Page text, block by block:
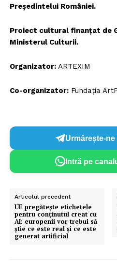
Un
Proiecte editoriale
Președintelui României.
Proiect cultural finanțat de
Ministerul Culturii.
Organizator: ARTEXIM
Co-organizator: Fundația
Urmărește-
Intră pe
Articolul precedent
UE pregătește etichetele
pentru conținutul creat cu
AI: europenii vor trebui să
știe ce este real și ce este
generat artificial